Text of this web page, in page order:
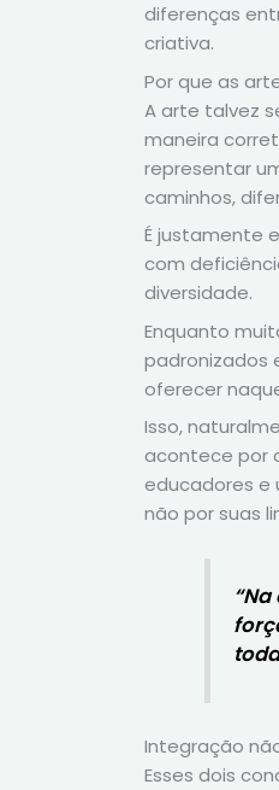
diferenças
criativa.
Por que as
A arte talvez
maneira
representar
caminhos,
É justamente
com
diversidade.
Enquanto
padronizados
oferecer
Isso,
acontece por
educadores e
não por suas
Integração
Esses dois